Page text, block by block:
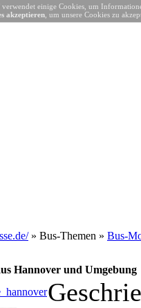
verwendet einige Cookies, um
akzeptieren , um unsere Cookies zu
» Bus-Themen » Bus-
Hannover und Umgebung